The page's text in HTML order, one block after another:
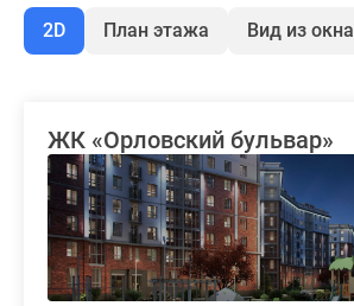
2D План этажа Вид из окна
ЖК «Орловский бульвар»